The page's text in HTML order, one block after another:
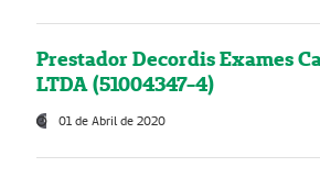
Prestador Decordis Exames
LTDA (51004347-4)
01 de Abril de 2020